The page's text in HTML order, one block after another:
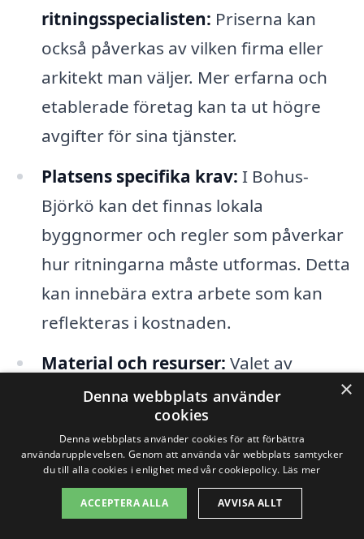
ritningsspecialisten: Priserna kan
också påverkas av vilken firma eller
arkitekt man väljer. Mer erfarna och
etablerade företag kan ta ut högre
avgifter för sina tjänster.
Platsens specifika krav: I Bohus-
Björkö kan det finnas lokala
byggnormer och regler som påverkar
hur ritningarna måste utformas. Detta
kan innebära extra arbete som kan
reflekteras i kostnaden.
Material och resurser: Valet av
material och hur detaljerade
ritningarna måste vara kan också
påverka priset.
Genom att vara medveten om dessa
×
Denna webbplats använder
cookies
Denna webbplats använder cookies för att förbättra
användarupplevelsen. Genom att använda vår webbplats samtycker
du till alla cookies i enlighet med vår cookiepolicy. Läs mer
ACCEPTERA ALLA AVVISA ALLT